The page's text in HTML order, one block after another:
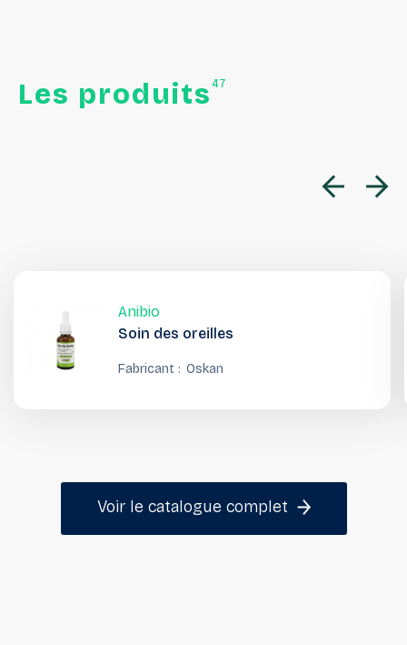
Les produits 47
Anibio
Soin des oreilles
Fabricant : Oskan
Voir le catalogue complet